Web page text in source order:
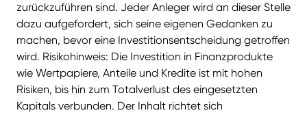
zurückzuführen sind. Jeder Anleger wird an dieser Stelle
dazu aufgefordert, sich seine eigenen Gedanken zu
machen, bevor eine Investitionsentscheidung getroffen
wird. Risikohinweis: Die Investition in Finanzprodukte
wie Wertpapiere, Anteile und Kredite ist mit hohen
Risiken, bis hin zum Totalverlust des eingesetzten
Kapitals verbunden. Der Inhalt richtet sich